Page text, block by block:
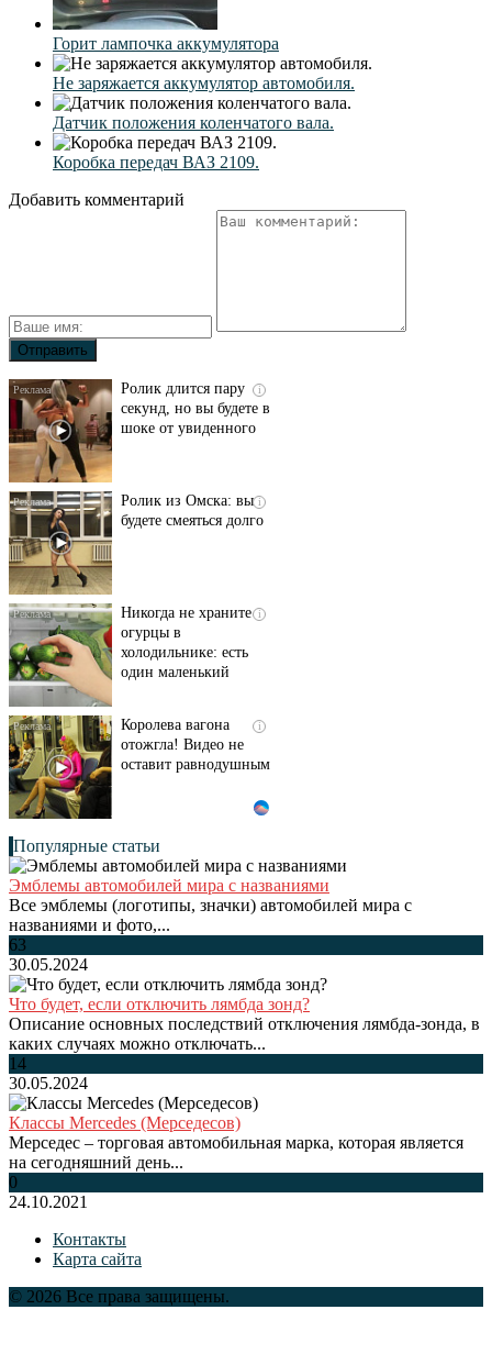
Горит лампочка аккумулятора
Не заряжается аккумулятор автомобиля.
Датчик положения коленчатого вала.
Коробка передач ВАЗ 2109.
Добавить комментарий
i
Ролик длится пару
секунд, но вы будете в
шоке от увиденного
i
Ролик из Омска: вы
будете смеяться долго
i
Никогда не храните
огурцы в
холодильнике: есть
один маленький
i
Королева вагона
отожгла! Видео не
оставит равнодушным
Популярные статьи
Эмблемы автомобилей мира с названиями
Все эмблемы (логотипы, значки) автомобилей мира с
названиями и фото,...
63
30.05.2024
Что будет, если отключить лямбда зонд?
Описание основных последствий отключения лямбда-зонда, в
каких случаях можно отключать...
14
30.05.2024
Классы Mercedes (Мерседесов)
Мерседес – торговая автомобильная марка, которая является
на сегодняшний день...
0
24.10.2021
Контакты
Карта сайта
© 2026 Все права защищены.